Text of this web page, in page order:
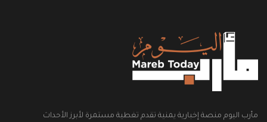
مأرب اليوم منصة إخبارية يمنية تقدم تغطية مستمرة لأبرز الأحداث